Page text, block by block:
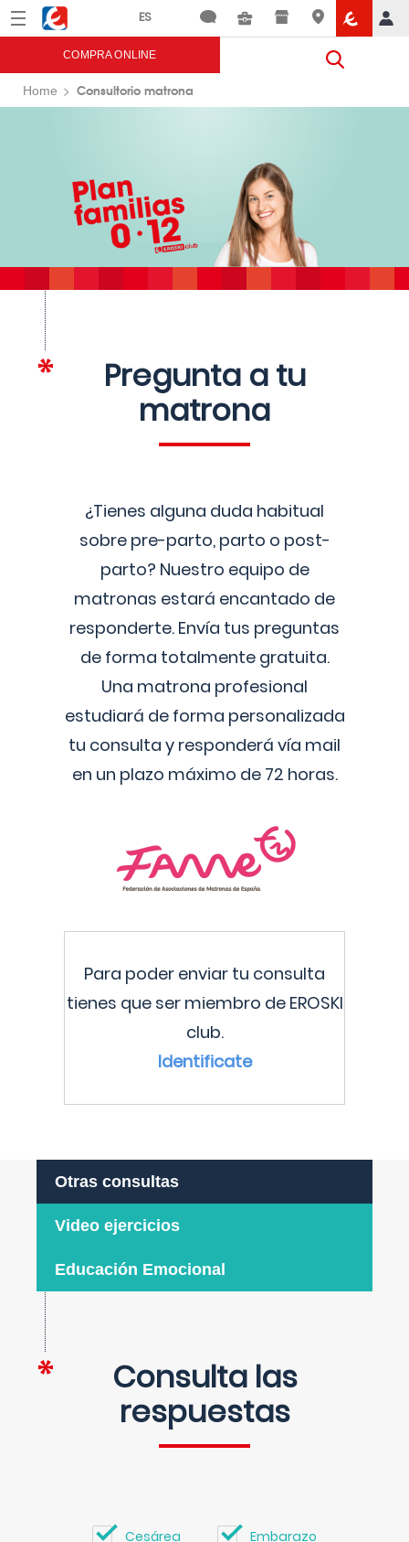
Menú Eroski
COMPRA ONLINE
Home Consultorio matrona
Pregunta a tu
matrona
¿Tienes alguna duda habitual
sobre pre-parto, parto o post-
parto? Nuestro equipo de
matronas estará encantado de
responderte. Envía tus preguntas
de forma totalmente gratuita.
Una matrona profesional
estudiará de forma personalizada
tu consulta y responderá vía mail
en un plazo máximo de 72 horas.
Para poder enviar tu consulta
tienes que ser miembro de EROSKI
club.
Identificate
Otras consultas
Video ejercicios
Educación Emocional
Consulta las
respuestas
Cesárea Embarazo